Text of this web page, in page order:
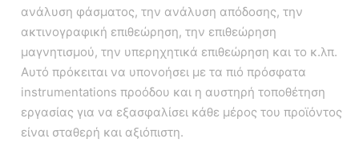
ανάλυση φάσματος, την ανάλυση απόδοσης, την
ακτινογραφική επιθεώρηση, την επιθεώρηση
μαγνητισμού, την υπερηχητικά επιθεώρηση και το κ.λπ.
Αυτό πρόκειται να υπονοήσει με τα πιό πρόσφατα
instrumentations προόδου και η αυστηρή τοποθέτηση
εργασίας για να εξασφαλίσει κάθε μέρος του προϊόντος
είναι σταθερή και αξιόπιστη.